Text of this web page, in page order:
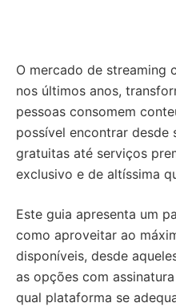
O mercado de streaming
nos últimos anos,
pessoas consomem
possível encontrar desde
gratuitas até serviços
exclusivo e de altíssima
Este guia apresenta um
como aproveitar ao
disponíveis, desde
as opções com
qual plataforma se